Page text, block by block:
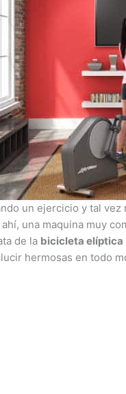
un ejercicio y tal
una maquina muy
de la bicicleta elíptica
hermosas en todo